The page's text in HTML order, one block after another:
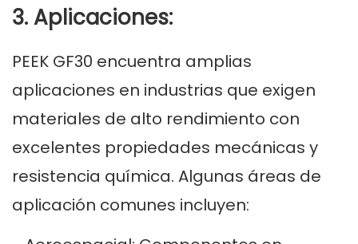
3. Aplicaciones:
PEEK GF30 encuentra amplias
aplicaciones en industrias que exigen
materiales de alto rendimiento con
excelentes propiedades mecánicas y
resistencia química. Algunas áreas de
aplicación comunes incluyen: